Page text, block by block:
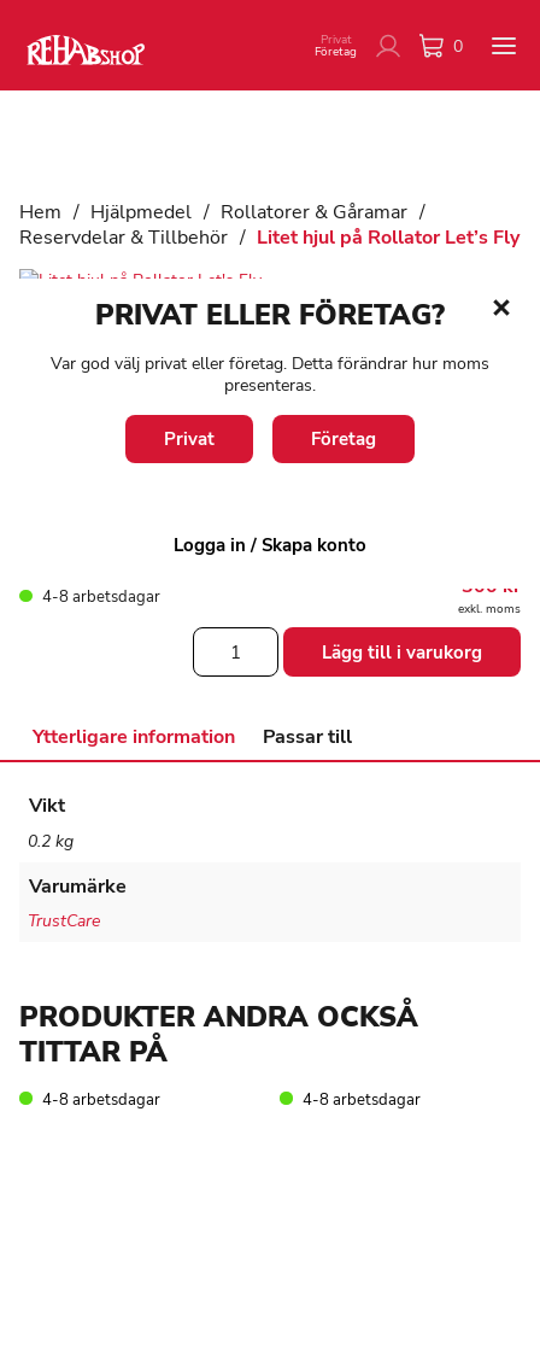
0
Privat
Företag
Hem / Hjälpmedel / Rollatorer & Gåramar /
Reservdelar & Tillbehör / Litet hjul på Rollator Let’s Fly
Litet hjul på Rollator Let's
Fly
byt båda bakhjul samtidig.
4-8 arbetsdagar 300 kr
exkl. moms
Litet
på
Let's
Lägg till i varukorg
Ytterligare information Passar till
Vikt
0.2 kg
Varumärke
TrustCare
PRODUKTER ANDRA OCKSÅ
TITTAR PÅ
4-8 arbetsdagar 4-8 arbetsdagar
PRIVAT ELLER FÖRETAG?
Var god välj privat eller företag. Detta förändrar hur moms
presenteras.
Privat Företag
Logga in / Skapa konto